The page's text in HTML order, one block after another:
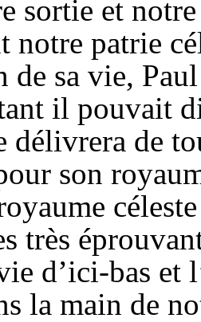
sortie et
notre patrie
de sa vie,
il pouvait
délivrera de
son
très
d’ici-bas et
la main de